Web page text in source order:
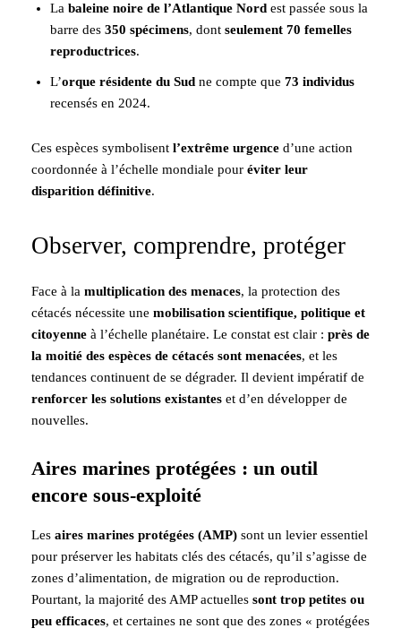
La baleine noire de l’Atlantique Nord est passée sous la
barre des 350 spécimens, dont seulement 70 femelles
reproductrices.
L’orque résidente du Sud ne compte que 73 individus
recensés en 2024.
Ces espèces symbolisent l’extrême urgence d’une action
coordonnée à l’échelle mondiale pour éviter leur
disparition définitive.
Observer, comprendre, protéger
Face à la multiplication des menaces, la protection des
cétacés nécessite une mobilisation scientifique, politique et
citoyenne à l’échelle planétaire. Le constat est clair : près de
la moitié des espèces de cétacés sont menacées, et les
tendances continuent de se dégrader. Il devient impératif de
renforcer les solutions existantes et d’en développer de
nouvelles.
Aires marines protégées : un outil
encore sous-exploité
Les aires marines protégées (AMP) sont un levier essentiel
pour préserver les habitats clés des cétacés, qu’il s’agisse de
zones d’alimentation, de migration ou de reproduction.
Pourtant, la majorité des AMP actuelles sont trop petites ou
peu efficaces, et certaines ne sont que des zones « protégées